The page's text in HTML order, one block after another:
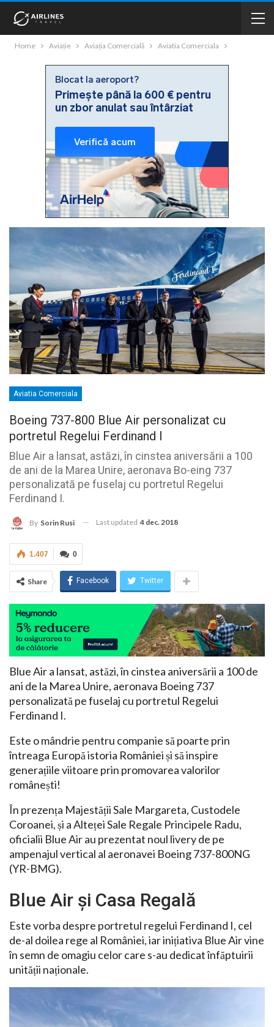
Home Aviație Aviația Comercială Aviatia Comerciala
Aviatia Comerciala
Boeing 737-800 Blue Air personalizat cu
portretul Regelui Ferdinand I
Blue Air a lansat, astăzi, în cinstea aniversării a 100
de ani de la Marea Unire, aeronava Bo-eing 737
personalizată pe fuselaj cu portretul Regelui
Ferdinand I.
By Sorin Rusi Last updated 4 dec. 2018
0
1.407
Share Facebook Twitter
Blue Air a lansat, astăzi, în cinstea aniversării a 100 de
ani de la Marea Unire, aeronava Boeing 737
personalizată pe fuselaj cu portretul Regelui
Ferdinand I.
Este o mândrie pentru companie să poarte prin
întreaga Europă istoria României și să inspire
generațiile viitoare prin promovarea valorilor
românești!
În prezența Majestății Sale Margareta, Custodele
Coroanei, și a Alteței Sale Regale Principele Radu,
oficialii Blue Air au prezentat noul livery de pe
ampenajul vertical al aeronavei Boeing 737-800NG
(YR-BMG).
Blue Air și Casa Regală
Este vorba despre portretul regelui Ferdinand I, cel
de-al doilea rege al României, iar inițiativa Blue Air vine
în semn de omagiu celor care s-au dedicat înfăptuirii
unității naționale.